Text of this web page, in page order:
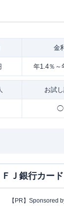
金
年1.4％～
お試し
◯
Ｊ銀行カー
【PR】Sponsored